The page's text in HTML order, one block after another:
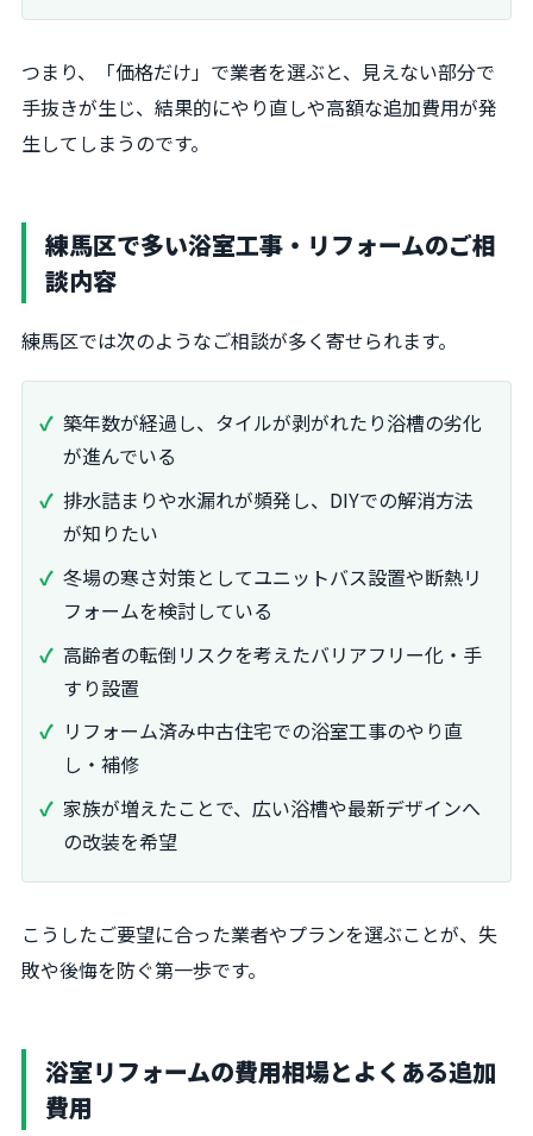
つまり、「価格だけ」で業者を選ぶと、見えない部分で
手抜きが生じ、結果的にやり直しや高額な追加費用が発
生してしまうのです。
練馬区で多い浴室工事・リフォームのご相
談内容
練馬区では次のようなご相談が多く寄せられます。
築年数が経過し、タイルが剥がれたり浴槽の劣化
が進んでいる
排水詰まりや水漏れが頻発し、DIYでの解消方法
が知りたい
冬場の寒さ対策としてユニットバス設置や断熱リ
フォームを検討している
高齢者の転倒リスクを考えたバリアフリー化・手
すり設置
リフォーム済み中古住宅での浴室工事のやり直
し・補修
家族が増えたことで、広い浴槽や最新デザインへ
の改装を希望
こうしたご要望に合った業者やプランを選ぶことが、失
敗や後悔を防ぐ第一歩です。
浴室リフォームの費用相場とよくある追加
費用